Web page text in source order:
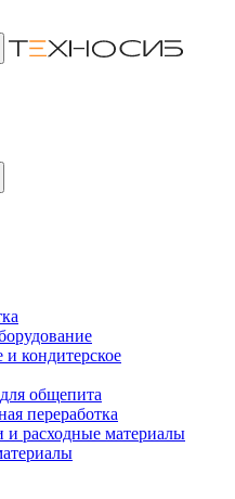
кондитерское
общепита
переработка
и расходные материалы